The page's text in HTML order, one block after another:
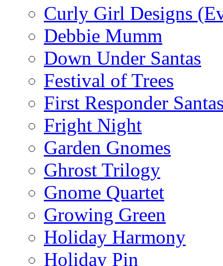
Curly Girl Designs
Debbie Mumm
Down Under Santas
Festival of Trees
First Responder
Fright Night
Garden Gnomes
Ghrost Trilogy
Gnome Quartet
Growing Green
Holiday Harmony
Holiday Pin